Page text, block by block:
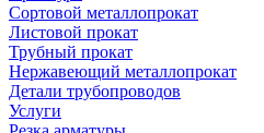
Сортовой металлопрокат
Листовой прокат
Трубный прокат
Нержавеющий металлопрокат
Детали трубопроводов
Услуги